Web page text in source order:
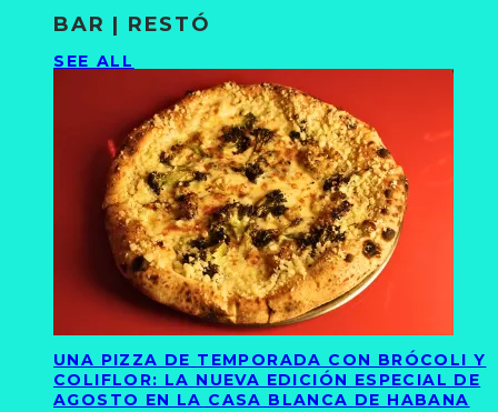
BAR | RESTÓ
SEE ALL
UNA PIZZA DE TEMPORADA CON BRÓCOLI Y
COLIFLOR: LA NUEVA EDICIÓN ESPECIAL DE
AGOSTO EN LA CASA BLANCA DE HABANA